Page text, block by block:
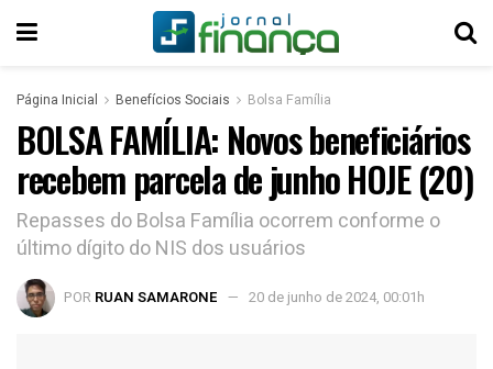
Página Inicial Benefícios Sociais Bolsa Família
BOLSA FAMÍLIA: Novos beneficiários
recebem parcela de junho HOJE (20)
Repasses do Bolsa Família ocorrem conforme o
último dígito do NIS dos usuários
POR RUAN SAMARONE 20 de junho de 2024, 00:01h